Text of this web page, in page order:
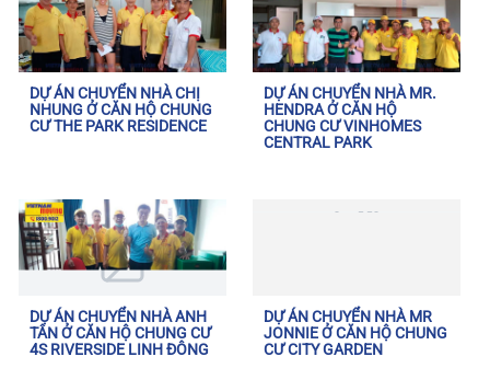
DỰ ÁN CHUYỂN NHÀ CHỊ
NHUNG Ở CĂN HỘ CHUNG
CƯ THE PARK RESIDENCE
DỰ ÁN CHUYỂN NHÀ MR.
HENDRA Ở CĂN HỘ
CHUNG CƯ VINHOMES
CENTRAL PARK
DỰ ÁN CHUYỂN NHÀ ANH
TÂN Ở CĂN HỘ CHUNG CƯ
4S RIVERSIDE LINH ĐÔNG
DỰ ÁN CHUYỂN NHÀ MR
JONNIE Ở CĂN HỘ CHUNG
CƯ CITY GARDEN